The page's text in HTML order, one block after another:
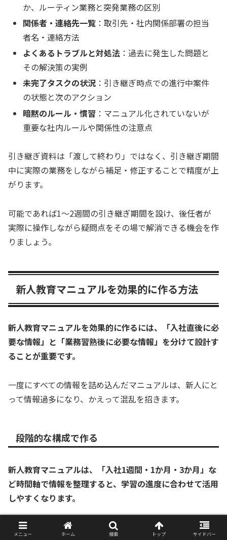
か、ルーティン業務と突発業務の区別
関係者・連絡先一覧 ：取引先・社内関係部署の担当
者名・連絡方法
よくあるトラブルと対処法 ：過去に発生した問題と
その解決策の実例
未完了タスクの状況 ：引き継ぎ時点での進行中案件
の状態と次のアクション
暗黙のルール・慣習 ：マニュアル化されていないが
重要な社内ルールや関係性の注意点
引き継ぎ資料は「渡して終わり」ではなく、引き継ぎ期間
中に実際の業務をしながら補足・修正することで精度が上
がります。
可能であれば1〜2週間の引き継ぎ期間を設け、後任者が
実際に操作しながら疑問点をその場で解消できる機会を作
りましょう。
新人教育マニュアルを効果的に作る方法
新人教育マニュアルを効果的に作るには、「入社直後に必
要な情報」と「業務習熟後に必要な情報」を分けて設計す
ることが重要です。
一度にすべての情報を詰め込んだマニュアルは、新人にと
って情報過多になり、かえって混乱を招きます。
段階的な構成で作る
新人教育マニュアルは、「入社1週間・1か月・3か月」な
ど時間軸で情報を整理すると、学習の進度に合わせて活用
しやすくなります。
第1フェーズ（入社直後）：会社のルール・システム
メニュー ホーム 検索 トップ サイドバー